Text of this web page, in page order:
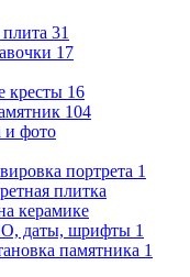
31
17
кресты 16
104
и фото
портрета 1
плитка
керамике
даты, шрифты 1
памятника 1